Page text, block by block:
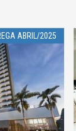
ABRIL/2025